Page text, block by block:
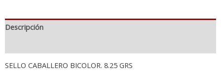
Descripción
SELLO CABALLERO BICOLOR. 8.25 GRS